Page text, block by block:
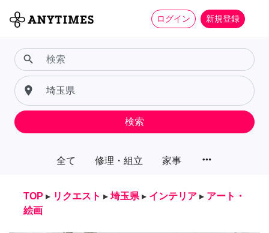
ログイン 新規登録
全て 修理・組立 家事 more_horiz
search
place
検索
TOP ▸ リクエスト ▸ 埼玉県 ▸ インテリア ▸ アート・
絵画